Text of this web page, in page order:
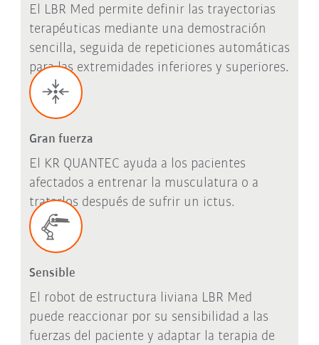
El LBR Med permite definir las trayectorias
terapéuticas mediante una demostración
sencilla, seguida de repeticiones automáticas
para las extremidades inferiores y superiores.
Gran fuerza
El KR QUANTEC ayuda a los pacientes
afectados a entrenar la musculatura o a
tratarlos después de sufrir un ictus.
Sensible
El robot de estructura liviana LBR Med
puede reaccionar por su sensibilidad a las
fuerzas del paciente y adaptar la terapia de